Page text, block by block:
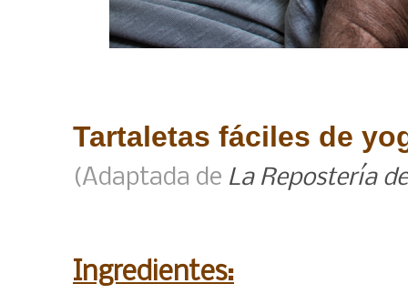
Tartaletas fáciles de
(Adaptada de La Repostería
Ingredientes: